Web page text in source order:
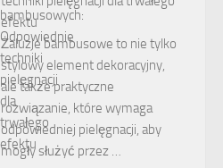
efektu
Żaluzje bambusowe to nie tylko
stylowy element dekoracyjny,
ale także praktyczne
rozwiązanie, które wymaga
odpowiedniej pielęgnacji, aby
mogły służyć przez …